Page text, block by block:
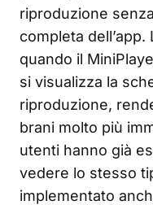
riproduzione
completa
quando il
si visualizza la
riproduzione,
brani molto più
utenti hanno già
vedere lo stesso
implementato